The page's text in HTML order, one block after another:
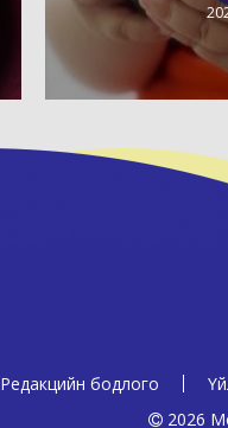
Редакцийн бодлого
2026